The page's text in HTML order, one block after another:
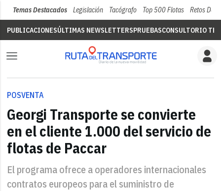
Temas Destacados Legislación Tacógrafo Top 500 Flotas Retos Del
PUBLICACIONESÚLTIMAS NEWSLETTERSPRUEBASCONSULTORIO
POSVENTA
Georgi Transporte se convierte
en el cliente 1.000 del servicio de
flotas de Paccar
El programa ofrece a operadores internacionales
contratos europeos para el suministro de